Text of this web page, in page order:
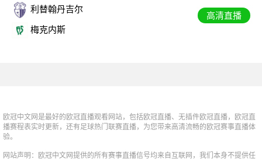
利替翰丹吉尔
梅克内斯
高清直播
欧冠中文网是最好的欧冠直播观看网站，包括欧冠直播、无插件欧冠直播，欧冠直
播赛程表实时更新，还有足球热门联赛直播，为您带来高清流畅的欧冠赛事直播体
验。
网站声明：欧冠中文网提供的所有赛事直播信号均来自互联网，我们本身不提供任